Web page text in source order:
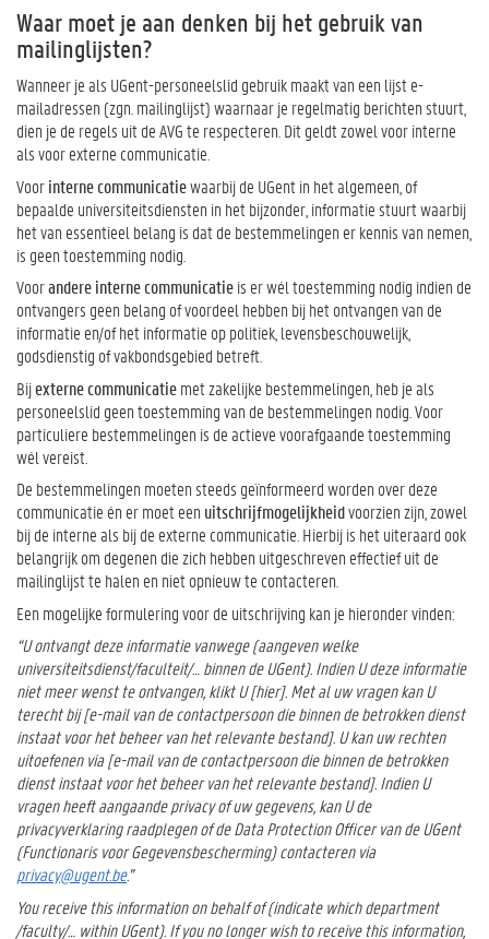
Waar moet je aan denken bij het gebruik van
mailinglijsten?
Wanneer je als UGent-personeelslid gebruik maakt van een lijst e-
mailadressen (zgn. mailinglijst) waarnaar je regelmatig berichten stuurt,
dien je de regels uit de AVG te respecteren. Dit geldt zowel voor interne
als voor externe communicatie.
Voorinterne communicatiewaarbij de UGent in het algemeen, of
bepaalde universiteitsdiensten in het bijzonder, informatie stuurt waarbij
het van essentieel belang is dat de bestemmelingen er kennis van nemen,
is geen toestemming nodig.
Voorandere interne communicatieis er wél toestemming nodig indien de
ontvangers geen belang of voordeel hebben bij het ontvangen van de
informatie en/of het informatie op politiek, levensbeschouwelijk,
godsdienstig of vakbondsgebied betreft.
Bijexterne communicatiemet zakelijke bestemmelingen, heb je als
personeelslid geen toestemming van de bestemmelingen nodig. Voor
particuliere bestemmelingen is de actieve voorafgaande toestemming
wél vereist.
De bestemmelingen moeten steeds geïnformeerd worden over deze
communicatie én er moet een uitschrijfmogelijkheidvoorzien zijn, zowel
bij de interne als bij de externe communicatie. Hierbij is het uiteraard ook
belangrijk om degenen die zich hebben uitgeschreven effectief uit de
mailinglijst te halen en niet opnieuw te contacteren.
Een mogelijke formulering voor de uitschrijving kan je hieronder vinden:
“U ontvangt deze informatie vanwege (aangeven welke
universiteitsdienst/faculteit/… binnen de UGent). Indien U deze informatie
niet meer wenst te ontvangen, klikt U [hier]. Met al uw vragen kan U
terecht bij [e-mail van de contactpersoon die binnen de betrokken dienst
instaat voor het beheer van het relevante bestand]. U kan uw rechten
uitoefenen via [e-mail van de contactpersoon die binnen de betrokken
dienst instaat voor het beheer van het relevante bestand]. Indien U
vragen heeft aangaande privacy of uw gegevens, kan U de
privacyverklaring raadplegen of de Data Protection Officer van de UGent
(Functionaris voor Gegevensbescherming) contacteren via
privacy@ugent.be.”
You receive this information on behalf of (indicate which department
/faculty/… within UGent). If you no longer wish to receive this information,